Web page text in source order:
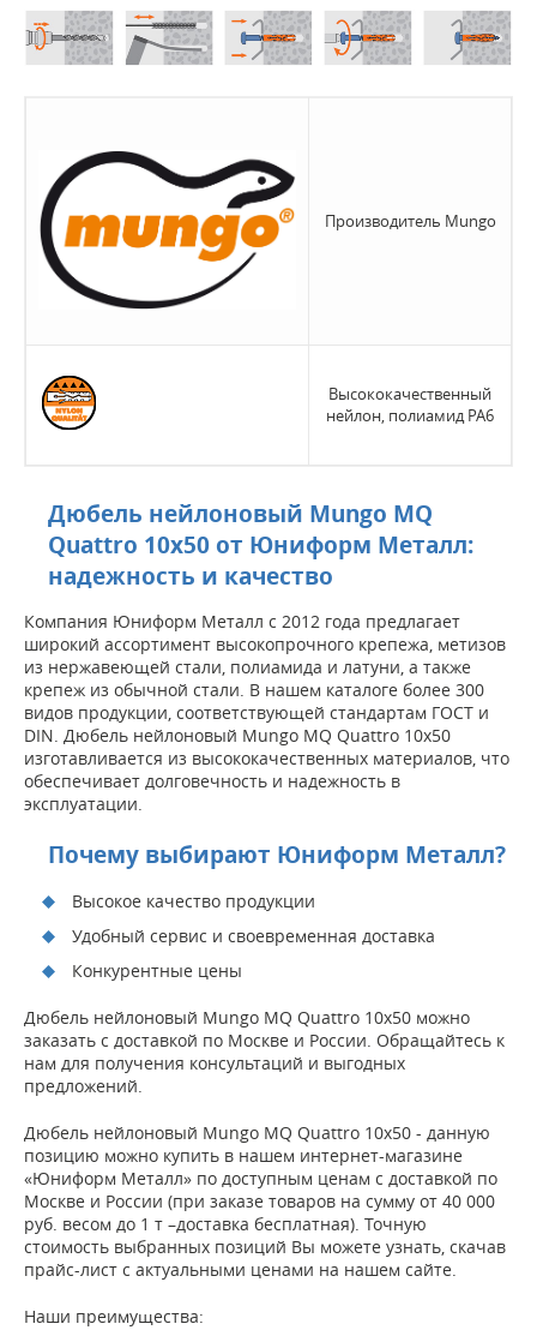
Производитель Mungo
Высококачественный
нейлон, полиамид РА6
Дюбель нейлоновый Mungo MQ
Quattro 10x50 от Юниформ Металл:
надежность и качество
Компания Юниформ Металл с 2012 года предлагает
широкий ассортимент высокопрочного крепежа, метизов
из нержавеющей стали, полиамида и латуни, а также
крепеж из обычной стали. В нашем каталоге более 300
видов продукции, соответствующей стандартам ГОСТ и
DIN. Дюбель нейлоновый Mungo MQ Quattro 10x50
изготавливается из высококачественных материалов, что
обеспечивает долговечность и надежность в
эксплуатации.
Почему выбирают Юниформ Металл?
Высокое качество продукции
Удобный сервис и своевременная доставка
Конкурентные цены
Дюбель нейлоновый Mungo MQ Quattro 10x50 можно
заказать с доставкой по Москве и России. Обращайтесь к
нам для получения консультаций и выгодных
предложений.
Дюбель нейлоновый Mungo MQ Quattro 10x50 - данную
позицию можно купить в нашем интернет-магазине
«Юниформ Металл» по доступным ценам с доставкой по
Москве и России (при заказе товаров на сумму от 40 000
руб. весом до 1 т –доставка бесплатная). Точную
стоимость выбранных позиций Вы можете узнать, скачав
прайс-лист с актуальными ценами на нашем сайте.
Наши преимущества: